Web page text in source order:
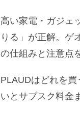
高い家電・ガジェ
りる」が正解。ゲ
の仕組みと注意点
PLAUDはどれを
いとサブスク料金